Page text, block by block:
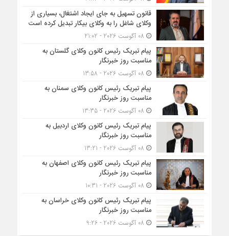
قانون تسهیل به جای ایجاد اشتغال، بسیاری از
وکلای شاغل را به وکلای بیکار تبدیل کرده است
پیام تبریک رئیس کانون وکلای گلستان به
مناسبت روز خبرنگار
پیام تبریک رئیس کانون وکلای سمنان به
مناسبت روز خبرنگار
پیام تبریک رئیس کانون وکلای اردبیل به
مناسبت روز خبرنگار
پیام تبریک رئیس کانون وکلای اصفهان به
مناسبت روز خبرنگار
پیام تبریک رئیس کانون وکلای خراسان به
مناسبت روز خبرنگار